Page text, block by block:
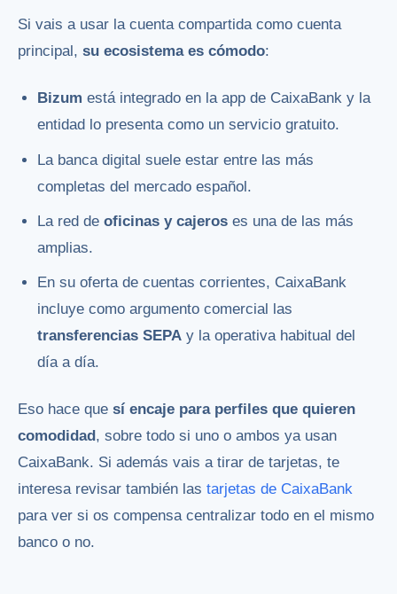
Si vais a usar la cuenta compartida como cuenta
principal, su ecosistema es cómodo:
Bizum está integrado en la app de CaixaBank y la
entidad lo presenta como un servicio gratuito.
La banca digital suele estar entre las más
completas del mercado español.
La red deoficinas y cajeros es una de las más
amplias.
En su oferta de cuentas corrientes, CaixaBank
incluye como argumento comercial las
transferencias SEPA y la operativa habitual del
día a día.
Eso hace que sí encaje para perfiles que quieren
comodidad, sobre todo si uno o ambos ya usan
CaixaBank. Si además vais a tirar de tarjetas, te
interesa revisar también las tarjetas de CaixaBank
para ver si os compensa centralizar todo en el mismo
banco o no.